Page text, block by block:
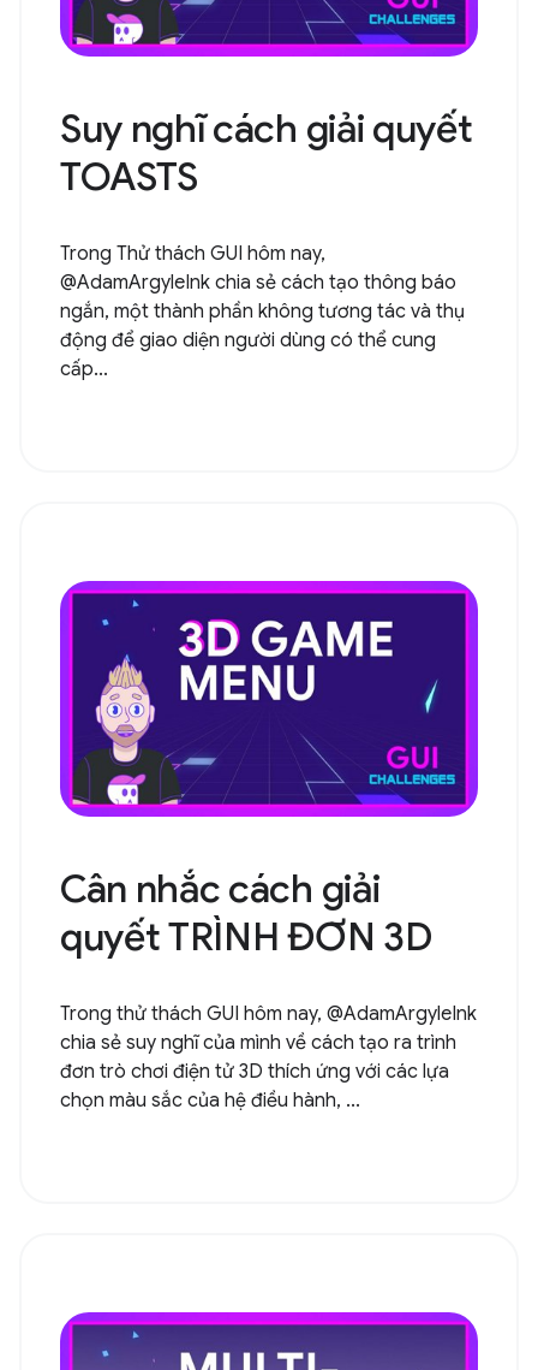
Suy nghĩ cách giải quyết
TOASTS
Trong Thử thách GUI hôm nay,
@AdamArgyleInk chia sẻ cách tạo thông báo
ngắn, một thành phần không tương tác và thụ
động để giao diện người dùng có thể cung
cấp...
Cân nhắc cách giải
quyết TRÌNH ĐƠN 3D
Trong thử thách GUI hôm nay, @AdamArgyleInk
chia sẻ suy nghĩ của mình về cách tạo ra trình
đơn trò chơi điện tử 3D thích ứng với các lựa
chọn màu sắc của hệ điều hành, ...